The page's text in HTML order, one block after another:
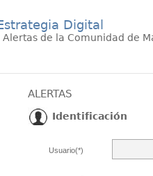
Digital
Alertas de la Comunidad de
ALERTAS
Identificación
Usuario(*)